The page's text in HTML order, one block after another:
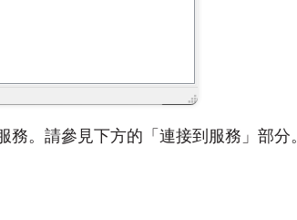
。請參見下方的「連接到服務」部分。